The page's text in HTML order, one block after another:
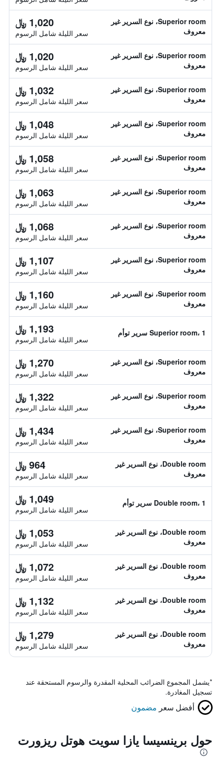
Superior room، نوع السرير غير
معروف
1,020 ﷼
سعر الليلة شامل الرسوم
Superior room، نوع السرير غير
معروف
1,020 ﷼
سعر الليلة شامل الرسوم
Superior room، نوع السرير غير
معروف
1,032 ﷼
سعر الليلة شامل الرسوم
Superior room، نوع السرير غير
معروف
1,048 ﷼
سعر الليلة شامل الرسوم
Superior room، نوع السرير غير
معروف
1,058 ﷼
سعر الليلة شامل الرسوم
Superior room، نوع السرير غير
معروف
1,063 ﷼
سعر الليلة شامل الرسوم
Superior room، نوع السرير غير
معروف
1,068 ﷼
سعر الليلة شامل الرسوم
Superior room، نوع السرير غير
معروف
1,107 ﷼
سعر الليلة شامل الرسوم
Superior room، نوع السرير غير
معروف
1,160 ﷼
سعر الليلة شامل الرسوم
Superior room، 1 سرير توأم 1,193 ﷼
سعر الليلة شامل الرسوم
Superior room، نوع السرير غير
معروف
1,270 ﷼
سعر الليلة شامل الرسوم
Superior room، نوع السرير غير
معروف
1,322 ﷼
سعر الليلة شامل الرسوم
Superior room، نوع السرير غير
معروف
1,434 ﷼
سعر الليلة شامل الرسوم
Double room، نوع السرير غير
معروف
964 ﷼
سعر الليلة شامل الرسوم
Double room، 1 سرير توأم 1,049 ﷼
سعر الليلة شامل الرسوم
Double room، نوع السرير غير
معروف
1,053 ﷼
سعر الليلة شامل الرسوم
Double room، نوع السرير غير
معروف
1,072 ﷼
سعر الليلة شامل الرسوم
Double room، نوع السرير غير
معروف
1,132 ﷼
سعر الليلة شامل الرسوم
Double room، نوع السرير غير
معروف
1,279 ﷼
سعر الليلة شامل الرسوم
*يشمل المجموع الضرائب المحلية المقدرة والرسوم المستحقة عند
تسجيل المغادرة.
أفضل سعر مضمون
حول برينسيسا يازا سويت هوتل ريزورت